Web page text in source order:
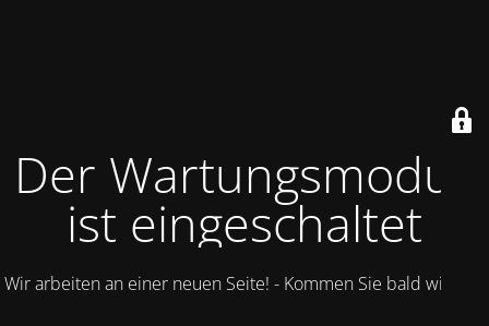
Der Wartungsmodus
ist eingeschaltet
Wir arbeiten an einer neuen Seite! - Kommen Sie bald wieder.